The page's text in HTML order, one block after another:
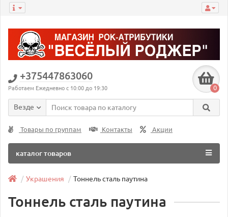
+375447863060
Работаем Ежедневно с 10:00 до 19:30 0
Везде
Товары по группам Контакты Акции
каталог товаров
Украшения Тоннель сталь паутина
Тоннель сталь паутина